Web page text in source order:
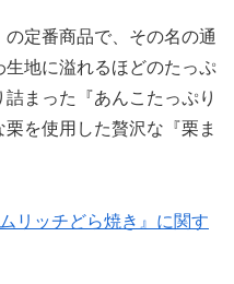
定番商品で、その名の通
生地に溢れるほどのたっぷ
まった『あんこたっぷり
を使用した贅沢な『栗ま
リッチどら焼き』に関す